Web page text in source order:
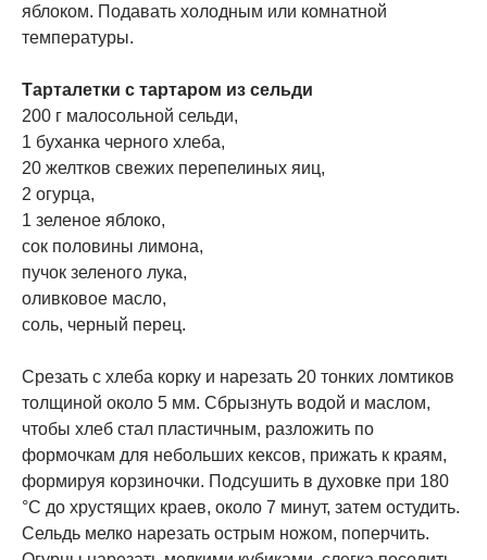
яблоком. Подавать холодным или комнатной
температуры.
Тарталетки с тартаром из сельди
200 г малосольной сельди,
1 буханка черного хлеба,
20 желтков свежих перепелиных яиц,
2 огурца,
1 зеленое яблоко,
сок половины лимона,
пучок зеленого лука,
оливковое масло,
соль, черный перец.
Срезать с хлеба корку и нарезать 20 тонких ломтиков
толщиной около 5 мм. Сбрызнуть водой и маслом,
чтобы хлеб стал пластичным, разложить по
формочкам для небольших кексов, прижать к краям,
формируя корзиночки. Подсушить в духовке при 180
°C до хрустящих краев, около 7 минут, затем остудить.
Сельдь мелко нарезать острым ножом, поперчить.